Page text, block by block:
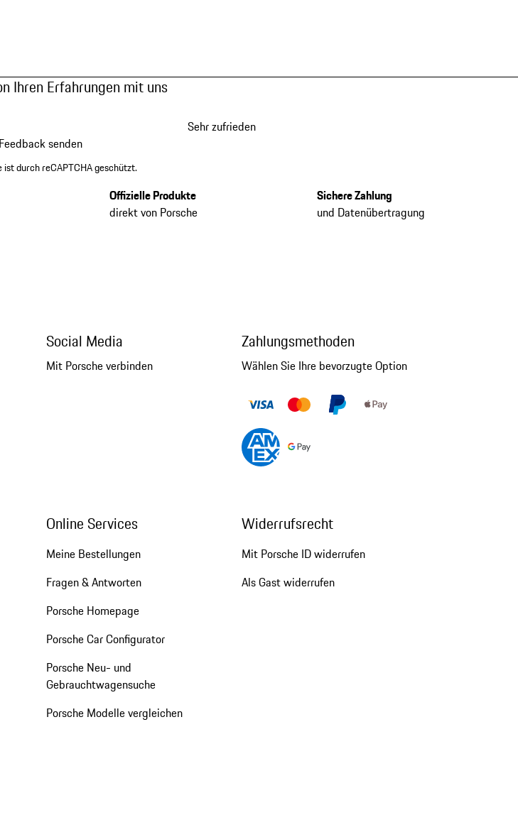
Ihren Erfahrungen mit uns
Sehr zufrieden
Feedback senden
ist durch reCAPTCHA geschützt.
Offizielle Produkte
direkt von Porsche
Sichere Zahlung
und Datenübertragung
Social Media
Mit Porsche verbinden
Zahlungsmethoden
Wählen Sie Ihre bevorzugte Option
Online Services
Meine Bestellungen
Fragen & Antworten
Porsche Homepage
Porsche Car Configurator
Porsche Neu- und
Gebrauchtwagensuche
Porsche Modelle vergleichen
Widerrufsrecht
Mit Porsche ID widerrufen
Als Gast widerrufen